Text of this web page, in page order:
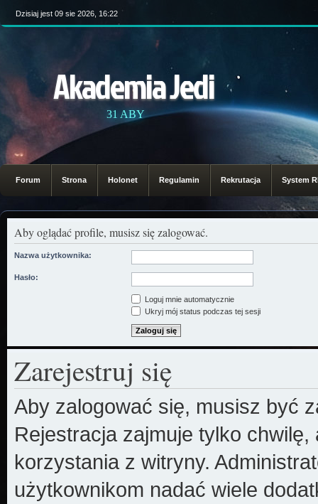
Dzisiaj jest 09 sie 2026, 16:22
Akademia Jedi
31 ABY
Forum Strona Holonet Regulamin Rekrutacja System
Aby oglądać profile, musisz się zalogować.
Nazwa użytkownika:
Hasło:
Loguj mnie automatycznie
Ukryj mój status podczas tej sesji
Zarejestruj się
Aby zalogować się, musisz być
Rejestracja zajmuje tylko
korzystania z witryny.
użytkownikom nadać wiele